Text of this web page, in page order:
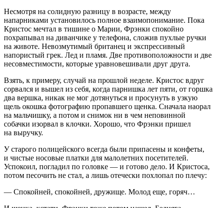
Несмотря на солидную разницу в возрасте, между
напарниками установилось полное взаимопонимание. Пока
Кристос мечтал в тишине о Марии, Фрэнки спокойно
похрапывал на диванчике у телефона, сложив пухлые ручки
на животе. Невозмутимый британец и экспрессивный
напористый грек. Лед и пламя. Две противоположности и две
несовместимости, которые уравновешивали друг друга.
Взять, к примеру, случай на прошлой неделе. Кристос вдруг
сорвался и вышел из себя, когда парнишка лет пяти, от горшка
два вершка, никак не мог дотянуться и просунуть в узкую
щель окошка фотографию пропавшего щенка. Сначала наорал
на мальчишку, а потом и снимок ни в чем неповинной
собачки изорвал в клочки. Хорошо, что Фрэнки пришел
на выручку.
У старого полицейского всегда были припасены и конфеты,
и чистые носовые платки для малолетних посетителей.
Успокоил, погладил по головке — и готово дело. И Кристоса,
потом песочить не стал, а лишь отечески похлопал по плечу:
— Спокойней, спокойней, дружище. Молод еще, горяч…